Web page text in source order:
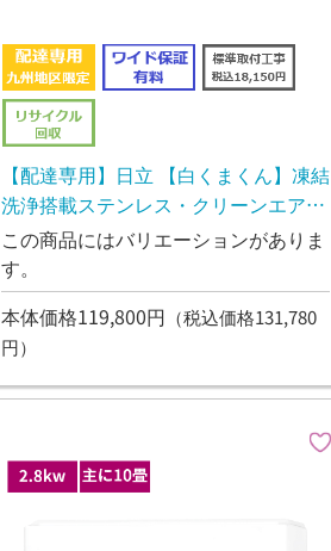
【配達専用】日立 【白くまくん】凍結
洗浄搭載ステンレス・クリーンエアコ
ン Dシリーズ 2.8kw
この商品にはバリエーションがありま
す。
本体価格119,800円 （税込価格131,780
円）